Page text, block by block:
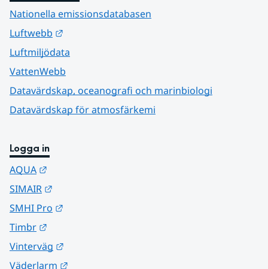
Nationella emissionsdatabasen
Luftwebb
Luftmiljödata
VattenWebb
Datavärdskap, oceanografi och marinbiologi
Datavärdskap för atmosfärkemi
Logga in
AQUA
SIMAIR
SMHI Pro
Timbr
Vinterväg
Väderlarm